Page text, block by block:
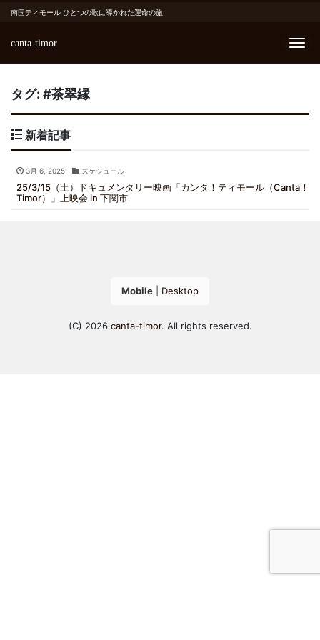
南国ティモール ひとつの歌に導かれた運命の旅
canta-timor
タグ: #茶翠縁
新着記事
3月 6, 2025 スケジュール
25/3/15（土）ドキュメンタリー映画「カンタ！ティモール（Canta！
Timor）」上映会 in 下関市
Mobile Desktop
(C) 2026 canta-timor. All rights reserved.